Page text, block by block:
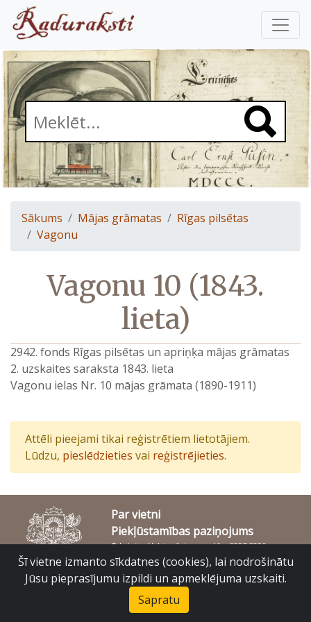
Sākums Mājas grāmatas
Rīgas pilsētas
Vagonu
Vagonu 10 (1843.
lieta)
2942. fonds Rīgas pilsētas un apriņķa mājas grāmatas
2. uzskaites saraksta 1843. lieta
Vagonu ielas Nr. 10 mājas grāmata (1890-1911)
Attēli pieejami tikai reģistrētiem lietotājiem.
Lūdzu, pieslēdzieties vai reģistrējieties.
Par vietni
Piekļūstamības paziņojums
© Latvijas Valsts vēstures arhīvs 2007-2026
Slokas iela 16, Rīga, LV – 1048
Šī vietne izmanto sīkdatnes (cookies), lai nodrošinātu
Jūsu pieprasījumu izpildi un apmeklējuma uzskaiti.
Sapratu